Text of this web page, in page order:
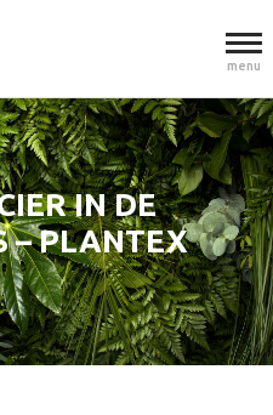
menu
IN DE
– PLANTEX